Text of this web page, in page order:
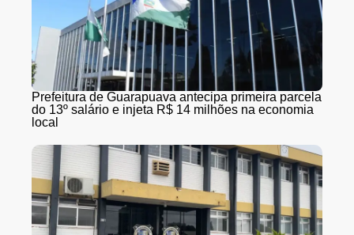
Prefeitura de Guarapuava antecipa primeira parcela
do 13º salário e injeta R$ 14 milhões na economia
local